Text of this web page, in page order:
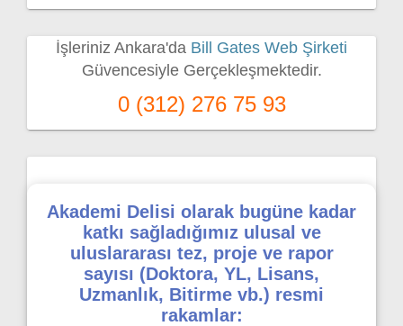
İşleriniz Ankara'da Bill Gates Web Şirketi
Güvencesiyle Gerçekleşmektedir.
0 (312) 276 75 93
Akademi Delisi olarak bugüne kadar
katkı sağladığımız ulusal ve
uluslararası tez, proje ve rapor
sayısı (Doktora, YL, Lisans,
Uzmanlık, Bitirme vb.) resmi
rakamlar: